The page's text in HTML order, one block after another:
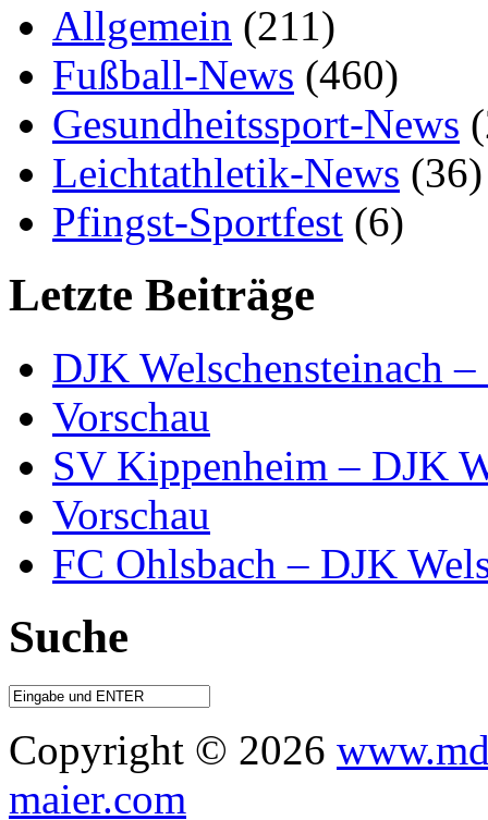
Allgemein (211)
Fußball-News (460)
Gesundheitssport-News
Leichtathletik-News (36)
Pfingst-Sportfest (6)
Letzte Beiträge
DJK Welschensteinach
Vorschau
SV Kippenheim – DJK
Vorschau
FC Ohlsbach – DJK
Suche
Copyright © 2026
maier.com